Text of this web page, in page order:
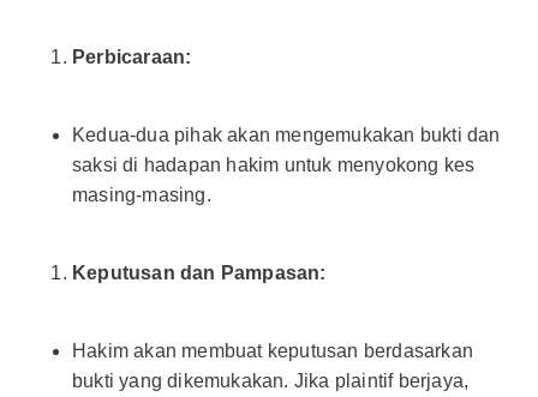
Perbicaraan:
Kedua-dua pihak akan mengemukakan bukti dan
saksi di hadapan hakim untuk menyokong kes
masing-masing.
Keputusan dan Pampasan:
Hakim akan membuat keputusan berdasarkan
bukti yang dikemukakan. Jika plaintif berjaya,